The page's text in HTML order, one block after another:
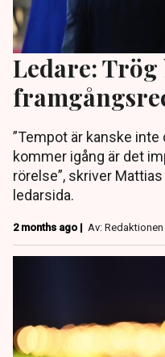
Ledare:
”Tempot är kanske inte
kommer igång är det
rörelse”, skriver
ledarsida.
2 months ago | Av: Redaktionen